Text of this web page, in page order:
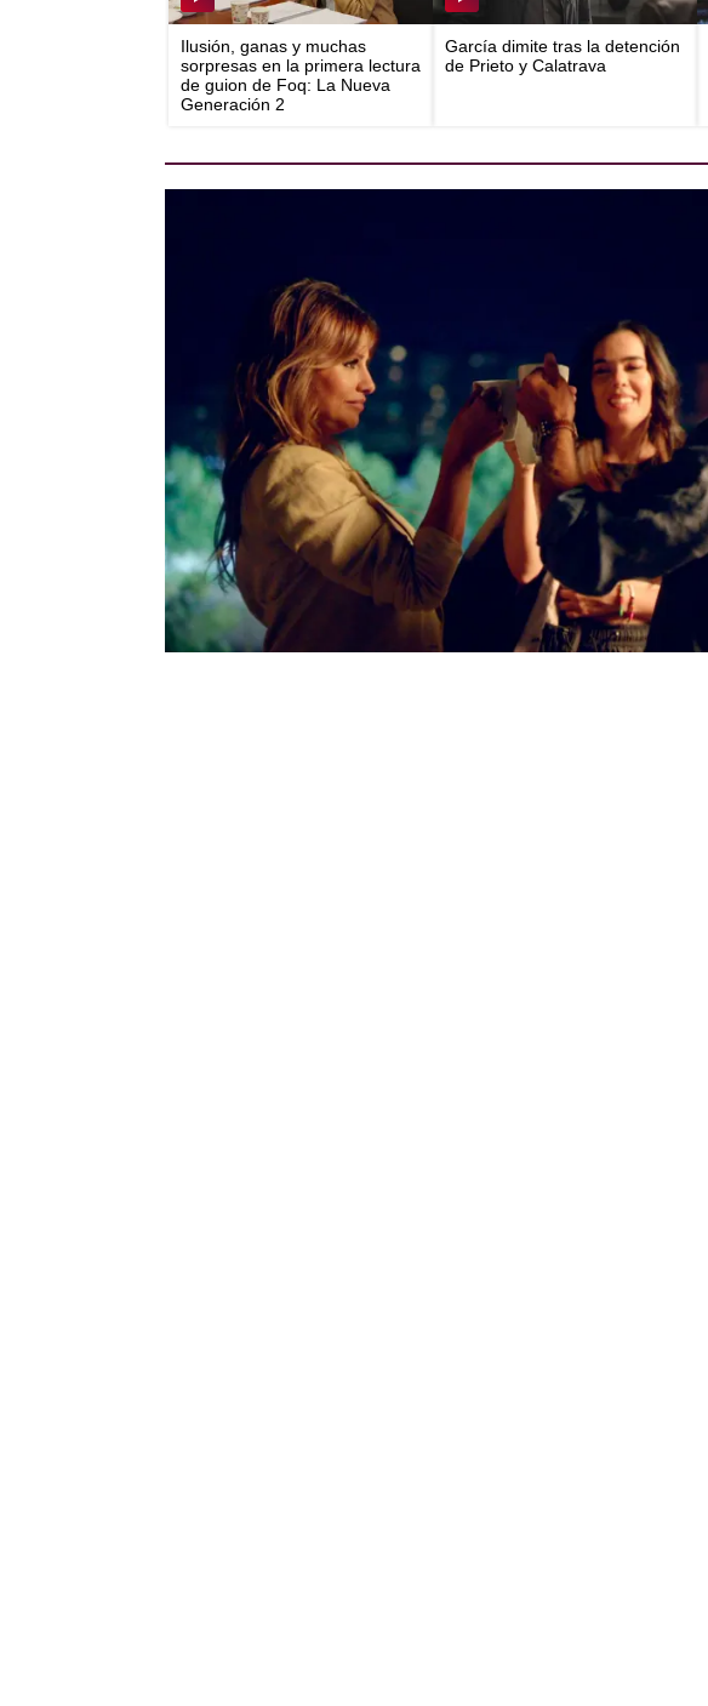
Ilusión, ganas y muchas
sorpresas en la primera lectura
de guion de Foq: La Nueva
Generación 2
García dimite tras la detención
de Prieto y Calatrava